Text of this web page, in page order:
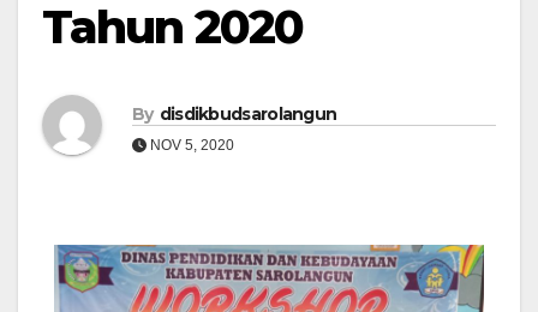
Tahun 2020
By disdikbudsarolangun
NOV 5, 2020